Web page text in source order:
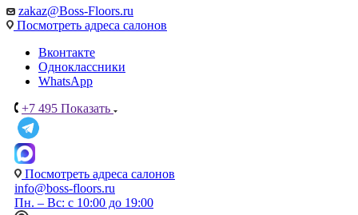
zakaz@Boss-Floors.ru
Посмотреть адреса салонов
Вконтакте
Одноклассники
WhatsApp
+7 495 Показать
Посмотреть адреса салонов
info@boss-floors.ru
Пн. – Вс: с 10:00 до 19:00